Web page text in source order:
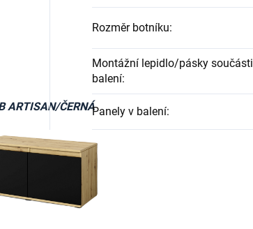
ARTISAN/ČERNÁ
Rozměr botníku:
Montážní lepidlo/pásky součásti
balení:
Panely v balení: